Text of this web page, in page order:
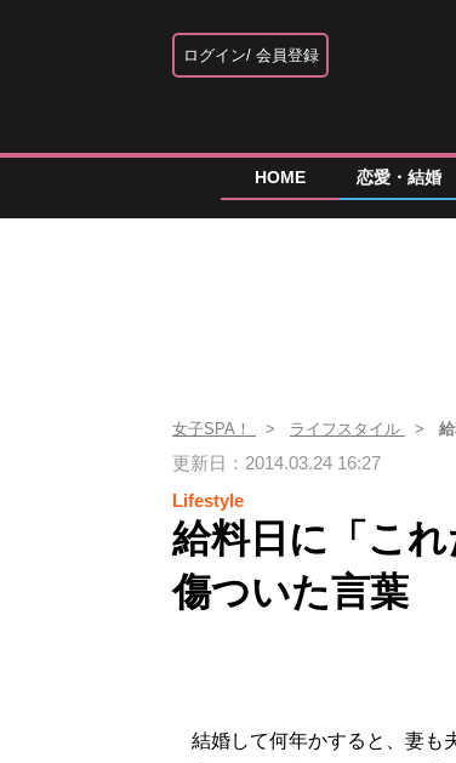
ログイン 会員登録
HOME 恋愛・結婚
女子SPA！ ライフスタイル
更新日：2014.03.24 16:27
Lifestyle
給料日に「こ
傷ついた言葉
結婚して何年かすると、妻も